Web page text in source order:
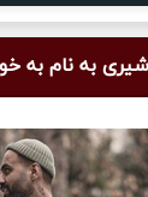
به نام به